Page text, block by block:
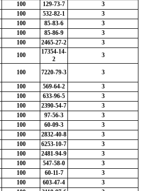
100 129-73-7
3
100 532-82-1
3
100 85-83-6
3
100 85-86-9
3
100 2465-27-2
3
100
17354-14-
2
3
100 7220-79-3 3
100 569-64-2
3
100 633-96-5
3
100 2390-54-7
3
100 97-56-3
3
100 60-09-3
3
100 2832-40-8
3
100 6253-10-7
3
100 2481-94-9
3
100 547-58-0
3
100 60-11-7
3
100 603-47-4
3